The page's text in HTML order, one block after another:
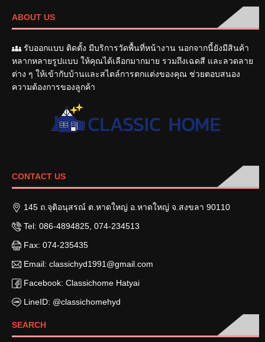
ABOUT US
รับออกแบบ ติดตั้ง มีบริการวัดพื้นที่หน้างาน นอกจากนี้ยังมีสินค้า
หลากหลายรูปแบบ ให้คุณได้เลือกมากมาย รวมถึงเฉดสี และลวดลาย
ต่าง ๆ ให้เข้ากับบ้านและสไตล์การตกแต่งของคุณ ช่วยตอบสนอง
ความต้องการของลูกค้า
CONTACT US
145 ถ.จุติอนุสรณ์ ต.หาดใหญ่ อ.หาดใหญ่ จ.สงขลา 90110
Tel: 086-4894825, 074-234513
Fax: 074-235435
Email: classichyd1991@gmail.com
Facebook: Classichome Hatyai
LineID: @classichomehyd
SEARCH